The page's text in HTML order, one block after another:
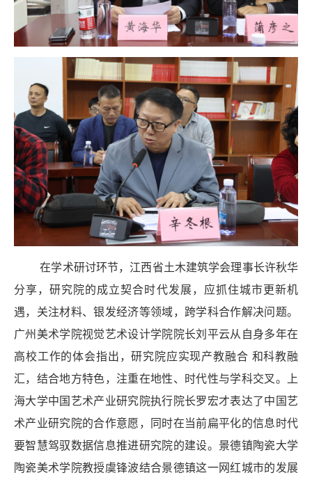
在学术研讨环节，江西省土木建筑学会理事长许秋华
分享，研究院的成立契合时代发展，应抓住城市更新机
遇，关注材料、银发经济等领域，跨学科合作解决问题。
广州美术学院视觉艺术设计学院院长刘平云从自身多年在
高校工作的体会指出，研究院应实现产教融合 和科教融
汇，结合地方特色，注重在地性、时代性与学科交叉。上
海大学中国艺术产业研究院执行院长罗宏才表达了中国艺
术产业研究院的合作意愿，同时在当前扁平化的信息时代
要智慧驾驭数据信息推进研究院的建设。景德镇陶瓷大学
陶瓷美术学院教授虞锋波结合景德镇这一网红城市的发展